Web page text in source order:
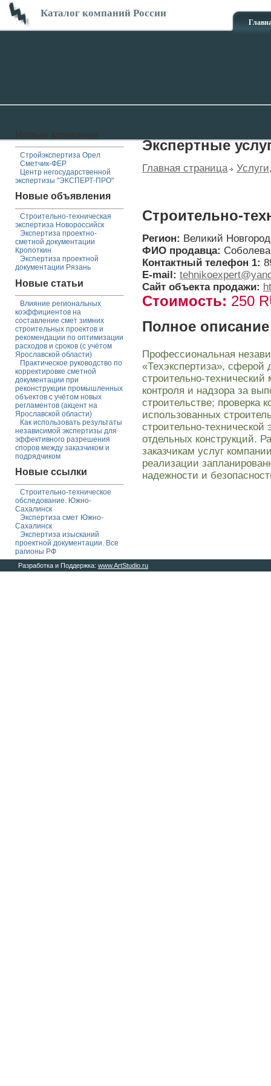
Каталог компаний России
Стройэкспертиза Орел
Сметчик-ФЕР
Центр негосударственной
экспертизы "ЭКСПЕРТ-ПРО"
Новые объявления
Строительно-техническая
экспертиза Новороссийск
Экспертиза проектно-
сметной документации
Кропоткин
Экспертиза проектной
документации Рязань
Новые статьи
Влияние региональных
коэффициентов на
составление смет зимних
строительных проектов и
рекомендации по оптимизации
расходов и сроков (с учётом
Ярославской области)
Практическое руководство по
корректировке сметной
документации при
реконструкции промышленных
объектов с учётом новых
регламентов (акцент на
Ярославской области)
Как использовать результаты
независимой экспертизы для
эффективного разрешения
споров между заказчиком и
подрядчиком
Новые ссылки
Строительно-техническое
обследование. Южно-
Сахалинск
Экспертиза смет Южно-
Сахалинск
Экспертиза изысканий
проектной документации. Все
рагионы РФ
Экспертные
Главная страница
Cтроительно-
Регион: Великий Новгород
ФИО продавца:
Контактный телефон 1:
E-mail:
Сайт объекта продажи:
Стоимость: 250
Полное
Профессиональная
«Техэкспертиза», сферой
строительно-технический
контроля и надзора за
строительстве; проверка
использованных
строительно-
отдельных конструкций.
заказчикам услуг
реализации
надежности и
Разработка и Поддержка: www.ArtStudio.ru